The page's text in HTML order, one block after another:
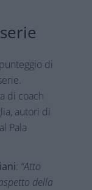
di
di coach
autori di
Pala
: “Atto
della